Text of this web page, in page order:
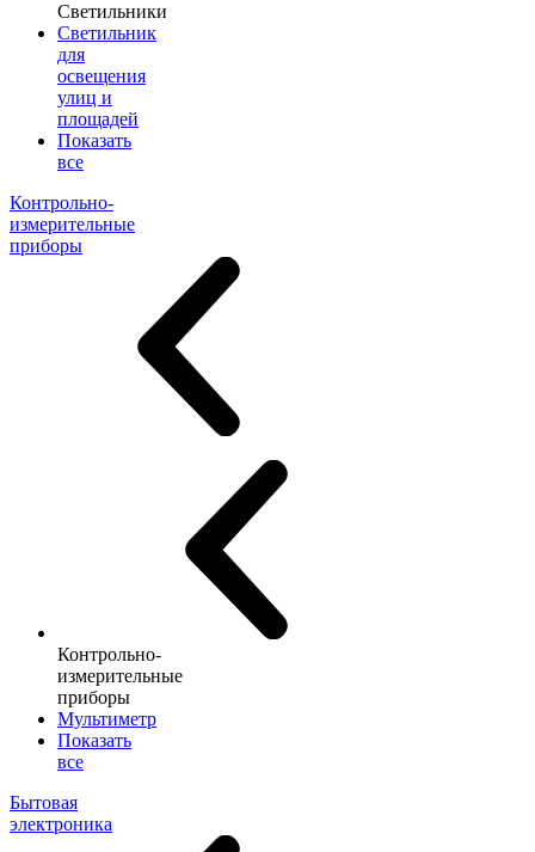
Светильники
Светильник
для
освещения
улиц и
площадей
Показать
все
Контрольно-
измерительные
приборы
Контрольно-
измерительные
приборы
Мультиметр
Показать
все
Бытовая
электроника